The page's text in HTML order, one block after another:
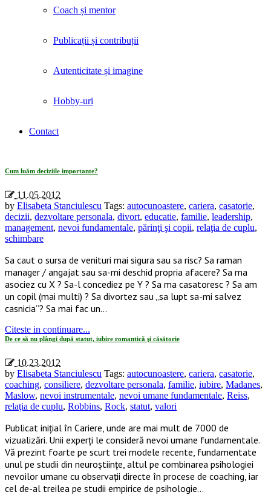
Coach și mentor
Publicații și contribuții
Autenticitate și imagine
Hobby-uri
Contact
Cum luăm deciziile importante?
11.05.2012
by Elisabeta Stanciulescu Tags: autocunoastere, cariera, casatorie,
decizii, dezvoltare personala, divort, educatie, familie, leadership,
management, nevoi fundamentale, părinţi şi copii, relaţia de cuplu,
schimbare
Sa caut o sursa de venituri mai sigura sau sa risc? Sa raman
manager / angajat sau sa-mi deschid propria afacere? Sa ma
asociez cu X ? Sa-l concediez pe Y ? Sa ma casatoresc ? Sa am
un copil (mai multi) ? Sa divortez sau „sa lupt sa-mi salvez
casnicia”? Sa mai fac un…
Citeste in continuare...
De ce să nu plângi după statut, iubire romantică şi căsătorie
10.23.2012
by Elisabeta Stanciulescu Tags: autocunoastere, cariera, casatorie,
coaching, consiliere, dezvoltare personala, familie, iubire, Madanes,
Maslow, nevoi instrumentale, nevoi umane fundamentale, Reiss,
relaţia de cuplu, Robbins, Rock, statut, valori
Publicat inițial în Cariere, unde are mai mult de 7000 de
vizualizări. Unii experţi le consideră nevoi umane fundamentale.
Vă prezint foarte pe scurt trei modele recente, fundamentate
unul pe studii din neuroştiinţe, altul pe combinarea psihologiei
nevoilor umane cu observaţii directe în procese de coaching, iar
cel de-al treilea pe studii empirice de psihologie…